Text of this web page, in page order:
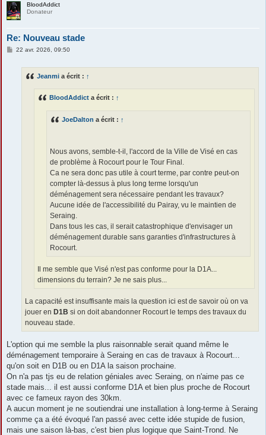
BloodAddict
Donateur
Re: Nouveau stade
M22 avr. 2026, 09:50
Jeanmi a écrit : ↑
BloodAddict a écrit : ↑
JoeDalton a écrit : ↑
Nous avons, semble-t-il, l'accord de la Ville de Visé en cas
de problème à Rocourt pour le Tour Final.
Ca ne sera donc pas utile à court terme, par contre peut-on
compter là-dessus à plus long terme lorsqu'un
déménagement sera nécessaire pendant les travaux?
Aucune idée de l'accessibilité du Pairay, vu le maintien de
Seraing.
Dans tous les cas, il serait catastrophique d'envisager un
déménagement durable sans garanties d'infrastructures à
Rocourt.
Il me semble que Visé n'est pas conforme pour la D1A...
dimensions du terrain? Je ne sais plus...
La capacité est insuffisante mais la question ici est de savoir où on va
jouer en D1B si on doit abandonner Rocourt le temps des travaux du
nouveau stade.
L'option qui me semble la plus raisonnable serait quand même le
déménagement temporaire à Seraing en cas de travaux à Rocourt...
qu'on soit en D1B ou en D1A la saison prochaine.
On n'a pas tjs eu de relation géniales avec Seraing, on n'aime pas ce
stade mais... il est aussi conforme D1A et bien plus proche de Rocourt
avec ce fameux rayon des 30km.
A aucun moment je ne soutiendrai une installation à long-terme à Seraing
comme ça a été évoqué l'an passé avec cette idée stupide de fusion,
mais une saison là-bas, c'est bien plus logique que Saint-Trond. Ne